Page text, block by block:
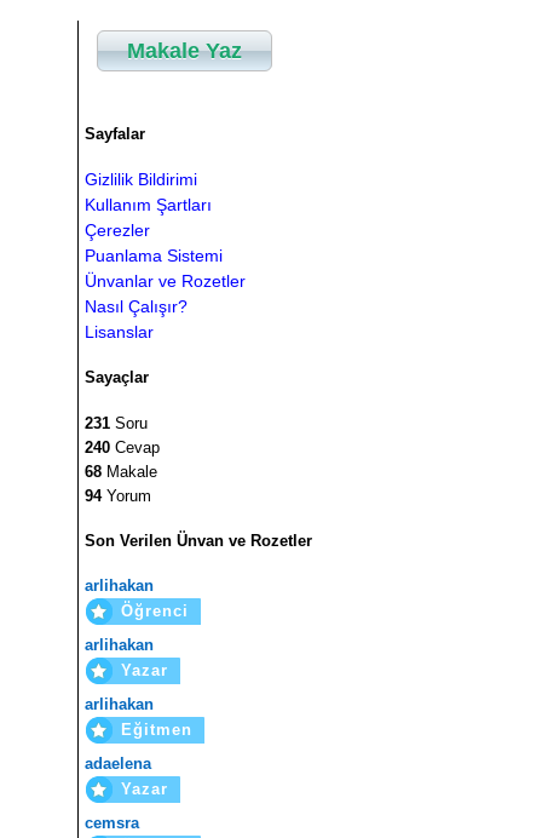
Makale Yaz
Sayfalar
Gizlilik Bildirimi
Kullanım Şartları
Çerezler
Puanlama Sistemi
Ünvanlar ve Rozetler
Nasıl Çalışır?
Lisanslar
Sayaçlar
231 Soru
240 Cevap
68 Makale
94Yorum
Son Verilen Ünvan ve Rozetler
arlihakan
Öğrenci
arlihakan
Yazar
arlihakan
Eğitmen
adaelena
Yazar
cemsra